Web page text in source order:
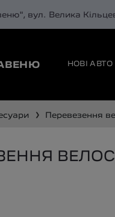
вул. Велика
АВЕНЮ НОВІ АВТО
❯ перевезення